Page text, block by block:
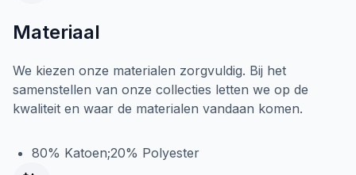
Materiaal
We kiezen onze materialen zorgvuldig. Bij het
samenstellen van onze collecties letten we op de
kwaliteit en waar de materialen vandaan komen.
80% Katoen;20% Polyester